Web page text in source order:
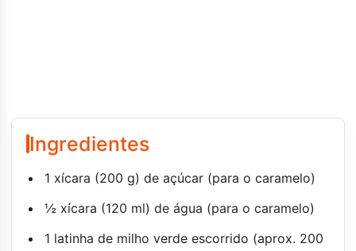
Ingredientes
1 xícara (200 g) de açúcar (para o caramelo)
½ xícara (120 ml) de água (para o caramelo)
1 latinha de milho verde escorrido (aprox. 200